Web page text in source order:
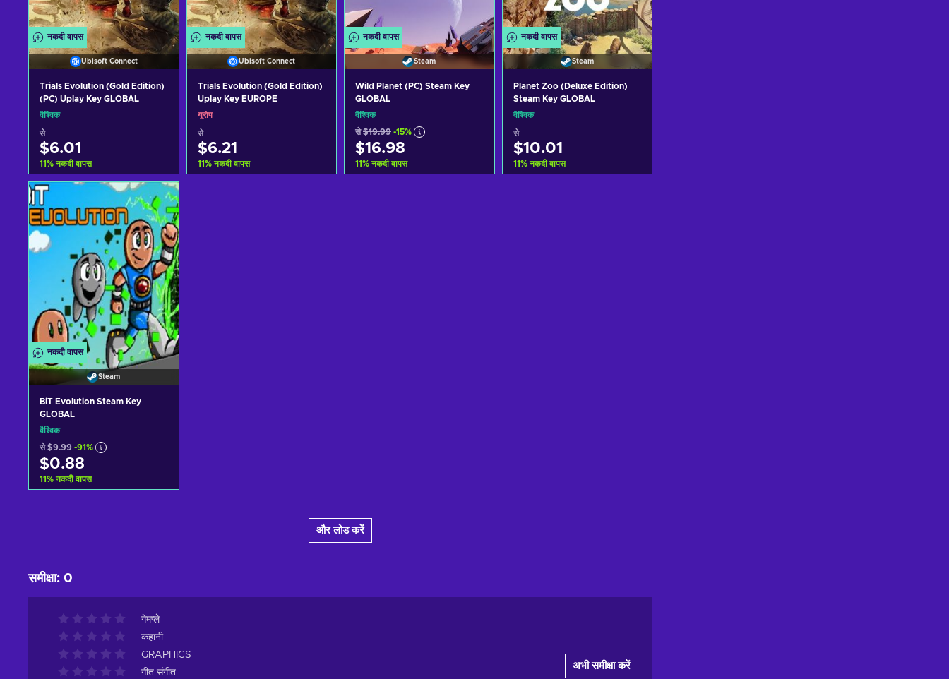
नकदी वापस
Ubisoft Connect
Trials Evolution (Gold Edition)
(PC) Uplay Key GLOBAL
वैश्विक
से
$6.01
11% नकदी वापस
कार्ट में जोड़ें
View offers
नकदी वापस
Ubisoft Connect
Trials Evolution (Gold Edition)
Uplay Key EUROPE
यूरोप
से
$6.21
11% नकदी वापस
नकदी वापस
Steam
Wild Planet (PC) Steam Key
GLOBAL
वैश्विक
से $19.99 -15%
$16.98
11% नकदी वापस
नकदी वापस
Steam
Planet Zoo (Deluxe Edition)
Steam Key GLOBAL
वैश्विक
से
$10.01
11% नकदी वापस
नकदी वापस
Steam
BiT Evolution Steam Key
GLOBAL
वैश्विक
से $9.99 -91%
$0.88
11% नकदी वापस
और लोड करें
समीक्षा: 0
गेमप्ले
कहानी
GRAPHICS
गीत संगीत
अभी समीक्षा करें